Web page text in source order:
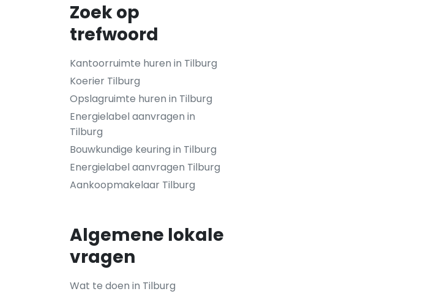
Zoek op
trefwoord
Kantoorruimte huren in Tilburg
Koerier Tilburg
Opslagruimte huren in Tilburg
Energielabel aanvragen in
Tilburg
Bouwkundige keuring in Tilburg
Energielabel aanvragen Tilburg
Aankoopmakelaar Tilburg
Algemene lokale
vragen
Wat te doen in Tilburg